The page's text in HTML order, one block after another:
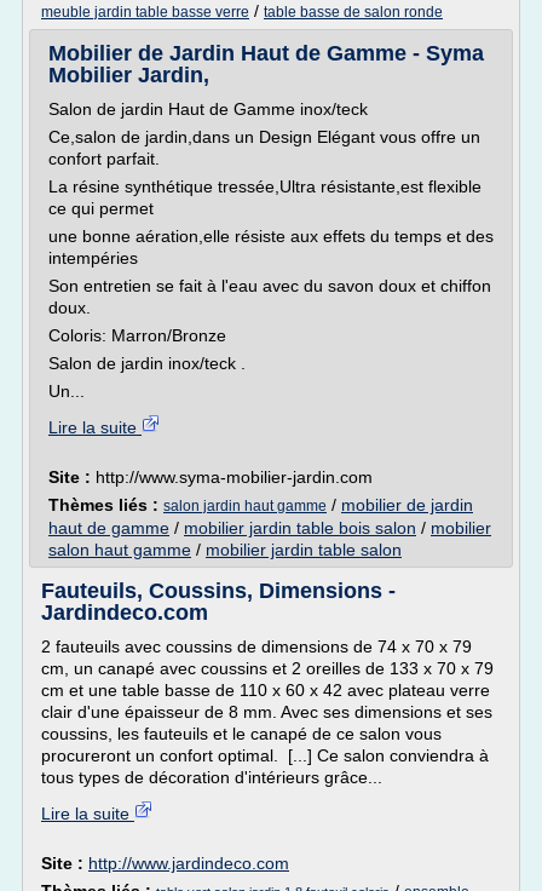
meuble jardin table basse verre / table basse de salon ronde
Mobilier de Jardin Haut de Gamme - Syma
Mobilier Jardin,
Salon de jardin Haut de Gamme inox/teck
Ce,salon de jardin,dans un Design Elégant vous offre un
confort parfait.
La résine synthétique tressée,Ultra résistante,est flexible
ce qui permet
une bonne aération,elle résiste aux effets du temps et des
intempéries
Son entretien se fait à l'eau avec du savon doux et chiffon
doux.
Coloris: Marron/Bronze
Salon de jardin inox/teck .
Un...
Lire la suite
Site : http://www.syma-mobilier-jardin.com
Thèmes liés : salon jardin haut gamme / mobilier de jardin
haut de gamme / mobilier jardin table bois salon / mobilier
salon haut gamme / mobilier jardin table salon
Fauteuils, Coussins, Dimensions -
Jardindeco.com
2 fauteuils avec coussins de dimensions de 74 x 70 x 79
cm, un canapé avec coussins et 2 oreilles de 133 x 70 x 79
cm et une table basse de 110 x 60 x 42 avec plateau verre
clair d'une épaisseur de 8 mm. Avec ses dimensions et ses
coussins, les fauteuils et le canapé de ce salon vous
procureront un confort optimal. [...] Ce salon conviendra à
tous types de décoration d'intérieurs grâce...
Lire la suite
Site : http://www.jardindeco.com